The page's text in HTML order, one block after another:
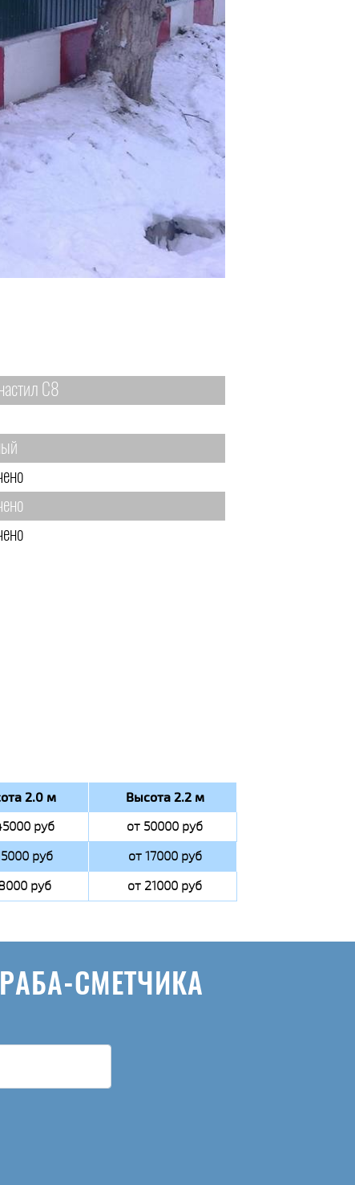
С8
2.0 м Высота 2.2 м
руб
от 50000 руб
руб
от 17000 руб
руб от 21000 руб
СМЕТЧИКА